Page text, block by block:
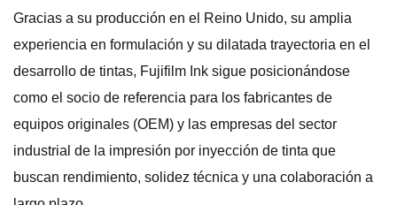
Gracias a su producción en el Reino Unido, su amplia
experiencia en formulación y su dilatada trayectoria en el
desarrollo de tintas, Fujifilm Ink sigue posicionándose
como el socio de referencia para los fabricantes de
equipos originales (OEM) y las empresas del sector
industrial de la impresión por inyección de tinta que
buscan rendimiento, solidez técnica y una colaboración a